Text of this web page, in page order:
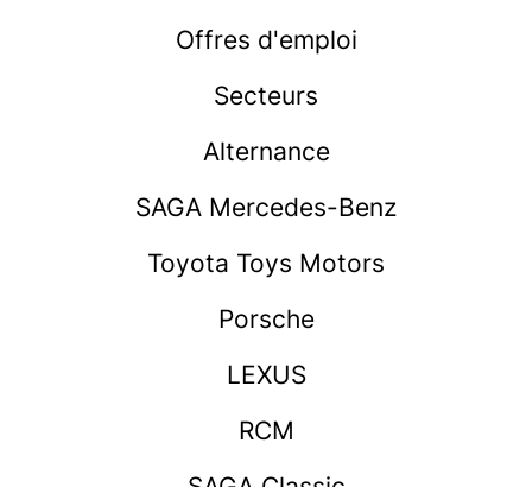
Offres d'emploi
Secteurs
Alternance
SAGA Mercedes-Benz
Toyota Toys Motors
Porsche
LEXUS
RCM